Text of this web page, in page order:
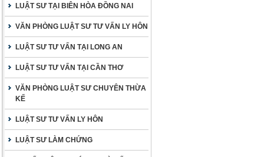
LUẬT SƯ TẠI BIÊN HÒA ĐỒNG NAI
VĂN PHÒNG LUẬT SƯ TƯ VẤN LY HÔN
LUẬT SƯ TƯ VẤN TẠI LONG AN
LUẬT SƯ TƯ VẤN TẠI CẦN THƠ
VĂN PHÒNG LUẬT SƯ CHUYÊN THỪA
KẾ
LUẬT SƯ TƯ VẤN LY HÔN
LUẬT SƯ LÀM CHỨNG